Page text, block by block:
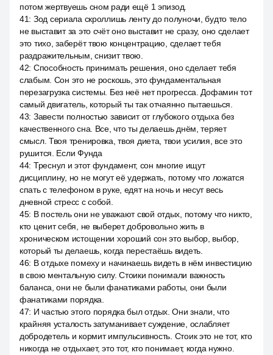
потом жертвуешь сном ради ещё 1 эпизод.
41: Зод сериала скроллишь ленту до полуночи, будто тело
не выставит за это счёт оно выставит не сразу, оно сделает
это тихо, заберёт твою концентрацию, сделает тебя
раздражительным, снизит твою.
42: Способность принимать решения, оно сделает тебя
слабым. Сон это не роскошь, это фундаментальная
перезагрузка системы. Без неё нет прогресса. Дофамин тот
самый двигатель, который ты так отчаянно пытаешься.
43: Завести полностью зависит от глубокого отдыха без
качественного сна. Все, что ты делаешь днём, теряет
смысл. Твоя тренировка, твоя диета, твои усилия, все это
рушится. Если Фунда
44: Треснул и этот фундамент, сон многие ищут
дисциплину, но не могут её удержать, потому что ложатся
спать с телефоном в руке, едят на ночь и несут весь
дневной стресс с собой.
45: В постель они не уважают свой отдых, потому что никто,
кто ценит себя, не выберет добровольно жить в
хроническом истощении хороший сон это выбор, выбор,
который ты делаешь, когда перестаёшь видеть.
46: В отдыхе помеху и начинаешь видеть в нём инвестицию
в свою ментальную силу. Стоики понимали важность
баланса, они не были фанатиками работы, они были
фанатиками порядка.
47: И частью этого порядка был отдых. Они знали, что
крайняя усталость затуманивает суждение, ослабляет
добродетель и кормит импульсивность. Стоик это не тот, кто
никогда не отдыхает, это тот, кто понимает, когда нужно.